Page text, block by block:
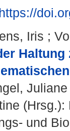
Iris ;
Juliane
(Hrsg.):
und